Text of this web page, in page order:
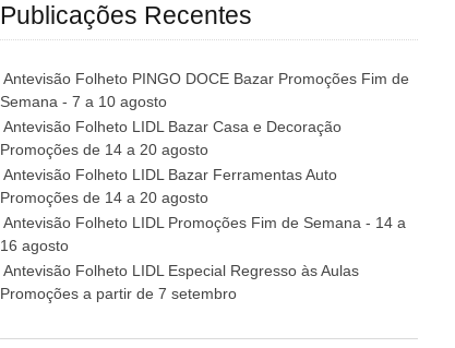
Publicações Recentes
Antevisão Folheto PINGO DOCE Bazar Promoções Fim de
Semana - 7 a 10 agosto
Antevisão Folheto LIDL Bazar Casa e Decoração
Promoções de 14 a 20 agosto
Antevisão Folheto LIDL Bazar Ferramentas Auto
Promoções de 14 a 20 agosto
Antevisão Folheto LIDL Promoções Fim de Semana - 14 a
16 agosto
Antevisão Folheto LIDL Especial Regresso às Aulas
Promoções a partir de 7 setembro